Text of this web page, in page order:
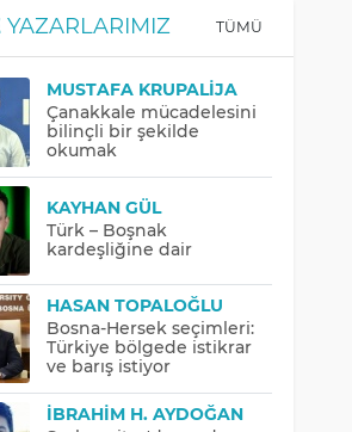
YAZARLARIMIZ TÜMÜ
MUSTAFA KRUPALIJA
Çanakkale mücadelesini
bilinçli bir şekilde
okumak
KAYHAN GÜL
Türk – Boşnak
kardeşliğine dair
HASAN TOPALOĞLU
Bosna-Hersek seçimleri:
Türkiye bölgede istikrar
ve barış istiyor
İBRAHIM H. AYDOĞAN